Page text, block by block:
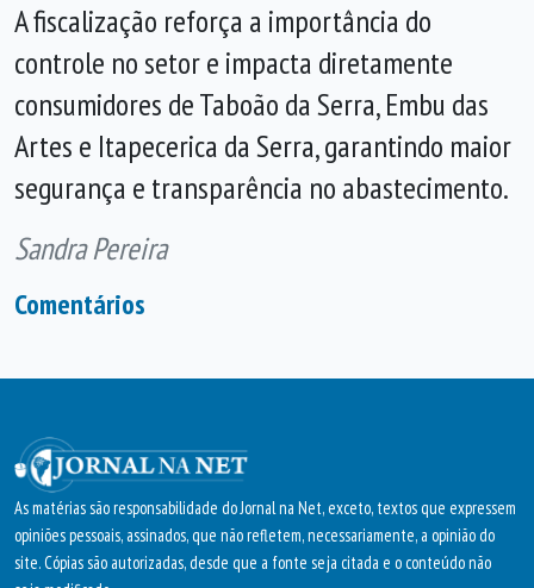
A fiscalização reforça a importância do
controle no setor e impacta diretamente
consumidores de Taboão da Serra, Embu das
Artes e Itapecerica da Serra, garantindo maior
segurança e transparência no abastecimento.
Sandra Pereira
Comentários
As matérias são responsabilidade do Jornal na Net, exceto, textos que expressem
opiniões pessoais, assinados, que não refletem, necessariamente, a opinião do
site. Cópias são autorizadas, desde que a fonte seja citada e o conteúdo não